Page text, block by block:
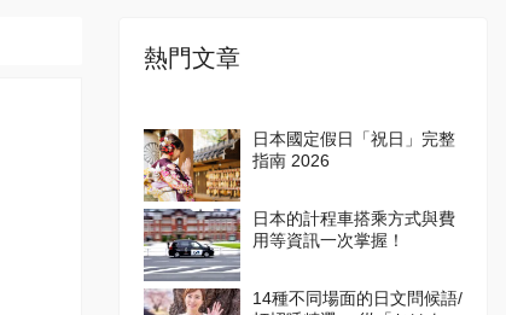
熱門文章
日本國定假日「祝日」完整
指南 2026
日本的計程車搭乘方式與費
用等資訊一次掌握！
14種不同場面的日文問候語/